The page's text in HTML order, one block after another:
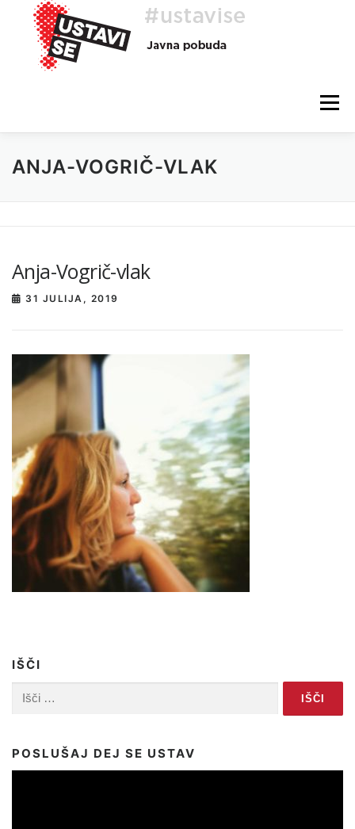
Preskoči
vsebino
Meni
O AKCIJI HEJ, TI, #USTAVISE
ANJA-VOGRIČ-VLAK
Anja-Vogrič-vlak
31 JULIJA, 2019
IŠČI
POSLUŠAJ DEJ SE USTAV